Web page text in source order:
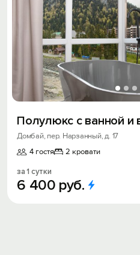
Полулюкс с ванной
Домбай, пер. Нарзанный, д. 17
4 гостя
2 кровати
за 1 сутки
6 400 руб.